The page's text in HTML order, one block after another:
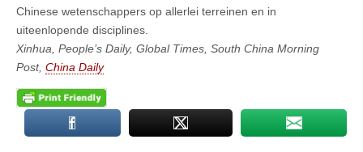
Chinese wetenschappers op allerlei terreinen en in
uiteenlopende disciplines.
Xinhua, People’s Daily, Global Times, South China Morning
Post, China Daily